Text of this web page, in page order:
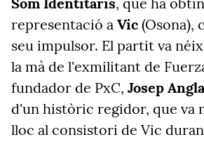
representació a Vic (Osona),
seu impulsor. El partit va
la mà de l'exmilitant de
fundador de PxC, Josep
d'un històric regidor, que va
lloc al consistori de Vic